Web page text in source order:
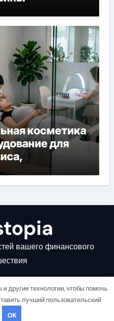
косметика
для
и
вашего финансового
|
другие технологии, чтобы помочь
лучший пользовательский
OK